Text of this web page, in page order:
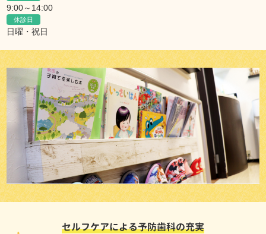
9:00～14:00
休診日
日曜・祝日
セルフケアによる予防歯科の充実